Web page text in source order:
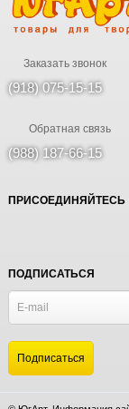
Заказать звонок
(918) 075-15-15
Обратная связь
(988) 187-66-15
ПРИСОЕДИНЯЙТЕСЬ
ПОДПИСАТЬСЯ